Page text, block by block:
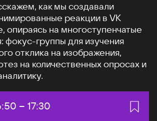
как мы создавали
реакции в VK
на многоступенчатые
фокус-группы для изучения
отклика на изображения,
на количественных опросах и
– Конец:
17:30